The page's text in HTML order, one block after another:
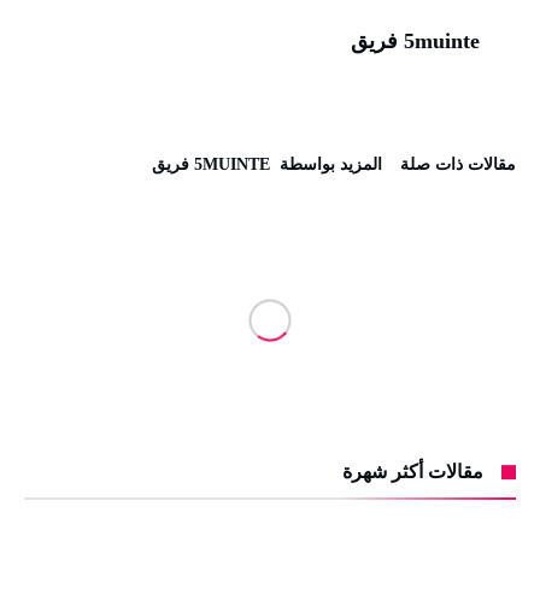
5muinte فريق
‫مقالات ذات صلة‬ ‫‫المزيد بواسطة‬ ‬ 5MUINTE فريق
مقالات أكثر شهرة